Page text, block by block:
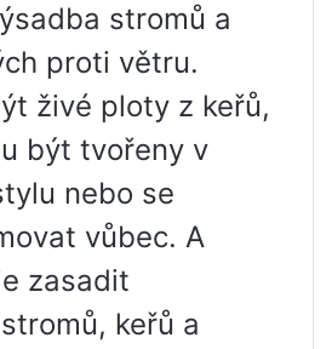
stromů a
proti větru.
živé ploty z keřů,
být tvořeny v
nebo se
vůbec. A
zasadit
keřů a